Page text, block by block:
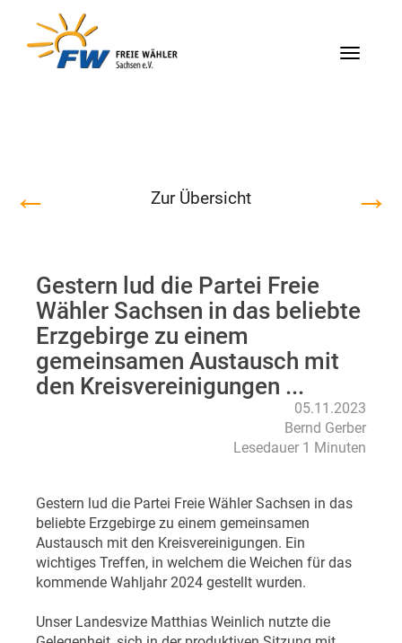
Menü
← Zur Übersicht →
Gestern lud die Partei Freie
Wähler Sachsen in das beliebte
Erzgebirge zu einem
gemeinsamen Austausch mit
den Kreisvereinigungen ...
05.11.2023
Bernd Gerber
Lesedauer 1 Minuten
Gestern lud die Partei Freie Wähler Sachsen in das
beliebte Erzgebirge zu einem gemeinsamen
Austausch mit den Kreisvereinigungen. Ein
wichtiges Treffen, in welchem die Weichen für das
kommende Wahljahr 2024 gestellt wurden.
Unser Landesvize Matthias Weinlich nutzte die